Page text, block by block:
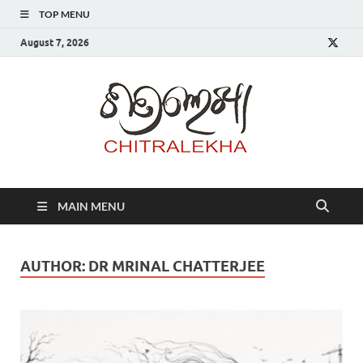
TOP MENU
August 7, 2026
MAIN MENU
AUTHOR: DR MRINAL CHATTERJEE